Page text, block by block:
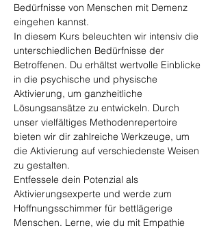
Bedürfnisse von Menschen mit Demenz
eingehen kannst.
In diesem Kurs beleuchten wir intensiv die
unterschiedlichen Bedürfnisse der
Betroffenen. Du erhältst wertvolle Einblicke
in die psychische und physische
Aktivierung, um ganzheitliche
Lösungsansätze zu entwickeln. Durch
unser vielfältiges Methodenrepertoire
bieten wir dir zahlreiche Werkzeuge, um
die Aktivierung auf verschiedenste Weisen
zu gestalten.
Entfessele dein Potenzial als
Aktivierungsexperte und werde zum
Hoffnungsschimmer für bettlägerige
Menschen. Lerne, wie du mit Empathie